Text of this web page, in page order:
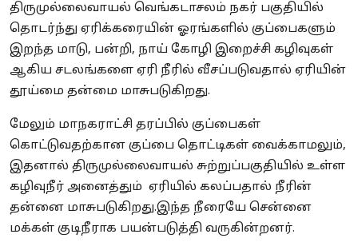
திருமுல்லைவாயல் வெங்கடாசலம் நகர் பகுதியில்
தொடர்ந்து ஏரிக்கரையின் ஓரங்களில் குப்பைகளும்
இறந்த மாடு, பன்றி, நாய் கோழி இறைச்சி கழிவுகள்
ஆகிய சடலங்களை ஏரி நீரில் வீசப்படுவதால் ஏரியின்
தூய்மை தன்மை மாசுபடுகிறது.
மேலும் மாநகராட்சி தரப்பில் குப்பைகள்
கொட்டுவதற்கான குப்பை தொட்டிகள் வைக்காமலும்,
இதனால் திருமுல்லைவாயல் சுற்றுப்பகுதியில் உள்ள
கழிவுநீர் அனைத்தும் ஏரியில் கலப்பதால் நீரின்
தன்னை மாசுபடுகிறது.இந்த நீரையே சென்னை
மக்கள் குடிநீராக பயன்படுத்தி வருகின்றனர்.